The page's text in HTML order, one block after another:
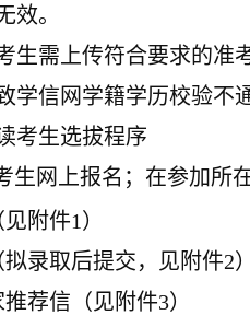
效。
生需上传符合要求的准
学信网学籍学历校验不
考生选拔程序
生网上报名；在参加所
见附件1 ）
拟录取后提交， 见附件2
荐信（ 见附件3）